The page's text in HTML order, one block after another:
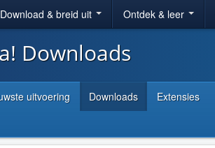
Download & breid uit Ontdek & leer
Downloads
uitvoering Downloads Extensies